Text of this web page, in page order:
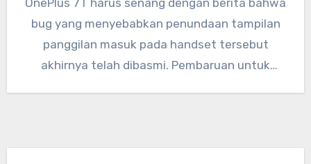
OnePlus 7T harus senang dengan berita bahwa
bug yang menyebabkan penundaan tampilan
panggilan masuk pada handset tersebut
akhirnya telah dibasmi. Pembaruan untuk